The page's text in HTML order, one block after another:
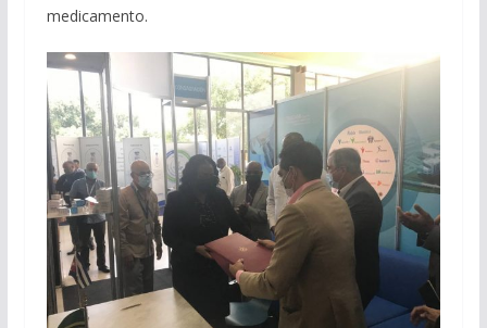
medicamento.